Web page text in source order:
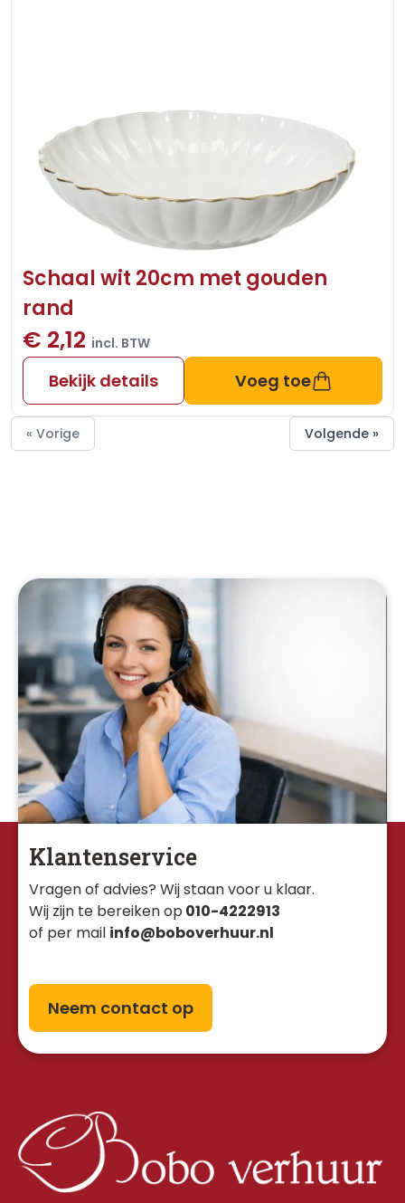
Schaal wit 20cm met gouden
rand
€ 2,12 incl. BTW
Bekijk details Voeg toe
« Vorige Volgende »
Klantenservice
Vragen of advies? Wij staan voor u klaar.
Wij zijn te bereiken op 010-4222913
of per mail info@boboverhuur.nl
Neem contact op